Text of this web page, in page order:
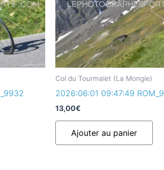
Col du Tourmalet (La Mongie)
2026:06:01 09:47:49
13,00€
Ajouter au panier